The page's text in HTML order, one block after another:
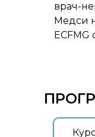
врач-
Медси
ECFMG